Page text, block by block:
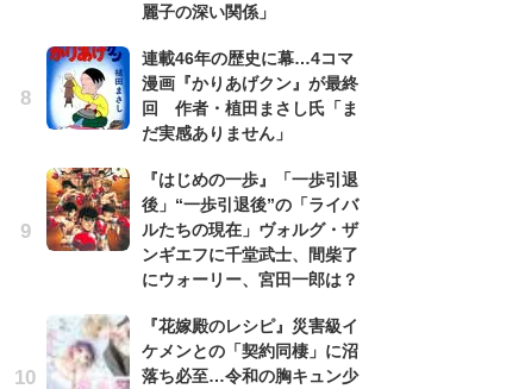
麗子の深い関係」
連載46年の歴史に幕…4コマ
漫画『かりあげクン』が最終
回 作者・植田まさし氏「ま
だ実感ありません」
『はじめの一歩』「一歩引退
後」“一歩引退後”の「ライバ
ルたちの現在」ヴォルグ・ザ
ンギエフに千堂武士、間柴了
にウォーリー、宮田一郎は？
『花嫁殿のレシピ』災害級イ
ケメンとの「契約同棲」に沼
落ち必至…令和の胸キュン少